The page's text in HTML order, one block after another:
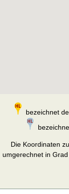
bezeichnet
Die Koordinaten
umgerechnet in